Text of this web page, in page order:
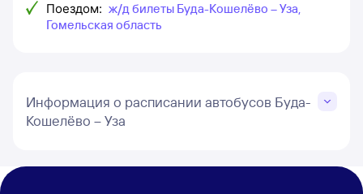
Поездом: ж/д билеты Буда-Кошелёво – Уза,
Гомельская область
Информация о расписании автобусов Буда-
Кошелёво – Уза